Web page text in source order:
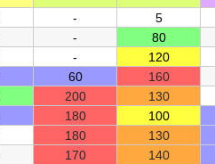
-
5
-
80
-
120
60
160
200
130
180
100
180
130
170
140